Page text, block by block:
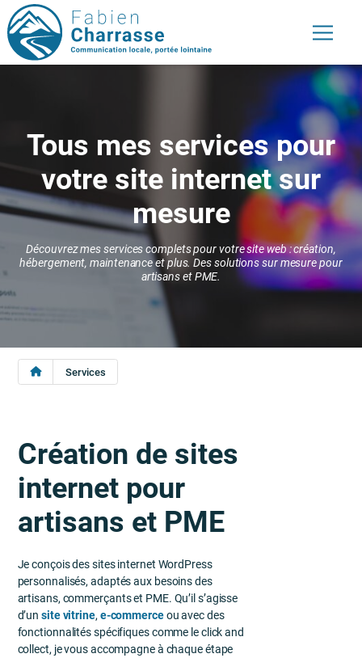
Tous mes services pour
votre site internet sur
mesure
Découvrez mes services complets pour votre site web : création,
hébergement, maintenance et plus.Des solutions sur mesure pour
artisans et PME.
Services
Création de sites
internet pour
artisans et PME
Je conçois des sites internet WordPress
personnalisés, adaptés aux besoins des
artisans, commerçants et PME. Qu’il s’agisse
d’unsite vitrine, e-commerceou avec des
fonctionnalités spécifiques comme le click and
collect, je vous accompagne à chaque étape